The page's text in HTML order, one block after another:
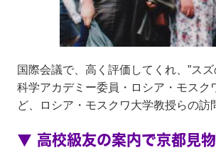
国際会議で、高く評価してくれ、”ス
科学アカデミー委員・ロシア・モス
ど、ロシア・モスクワ大学教授らの訪
▼ 高校級友の案内で京都見物